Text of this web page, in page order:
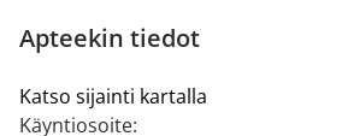
Apteekin tiedot
Katso sijainti kartalla
Käyntiosoite: